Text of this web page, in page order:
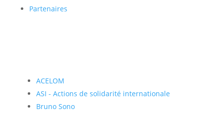
Partenaires
ACELOM
ASI - Actions de solidarité internationale
Bruno Sono